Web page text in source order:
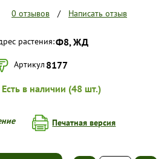
0 отзывов / Написать отзыв
растения:Ф8, ЖД
Артикул 8177
Есть в наличии (48 шт.)
Печатная версия